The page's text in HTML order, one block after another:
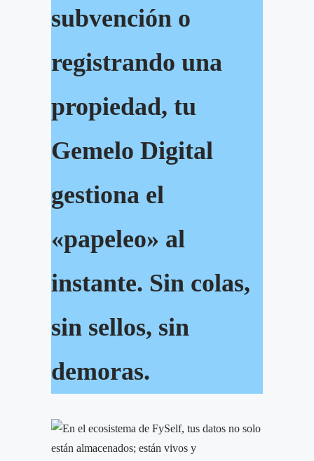
subvención o
registrando una
propiedad, tu
Gemelo Digital
gestiona el
«papeleo» al
instante. Sin colas,
sin sellos, sin
demoras.